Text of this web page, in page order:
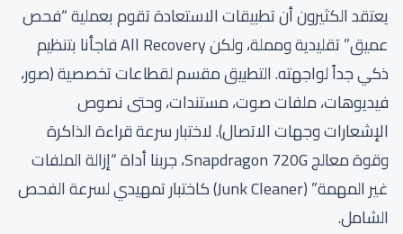
يعتقد الكثيرون أن تطبيقات الاستعادة تقوم بعملية “فحص
عميق” تقليدية ومملة، ولكن All Recovery فاجأنا بتنظيم
ذكي جداً لواجهته. التطبيق مقسم لقطاعات تخصصية (صور،
فيديوهات، ملفات صوت، مستندات، وحتى نصوص
الإشعارات وجهات الاتصال). لاختبار سرعة قراءة الذاكرة
وقوة معالج Snapdragon 720G، جربنا أداة “إزالة الملفات
غير المهمة” (Junk Cleaner) كاختبار تمهيدي لسرعة الفحص
الشامل.